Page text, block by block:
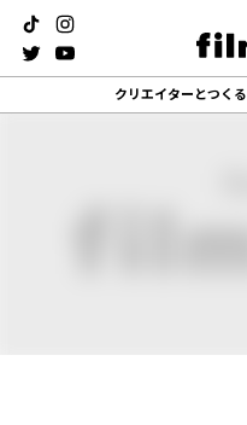
クリエイターとつくる